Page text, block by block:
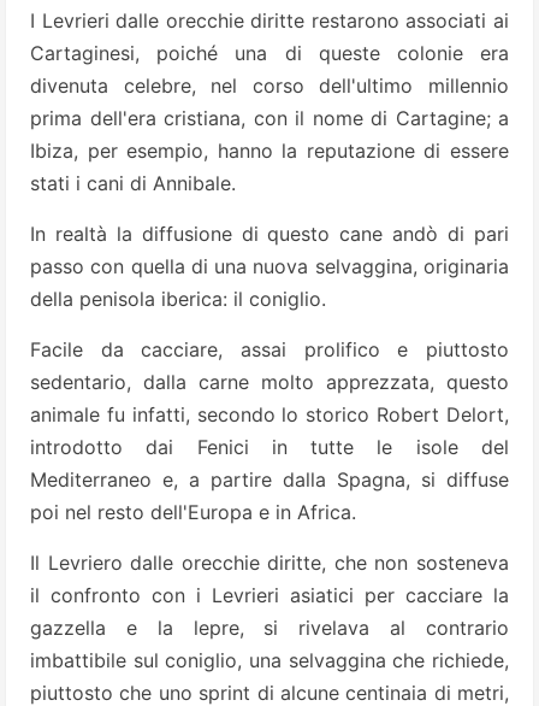
I Levrieri dalle orecchie diritte restarono associati ai
Cartaginesi, poiché una di queste colonie era
divenuta celebre, nel corso dell'ultimo millennio
prima dell'era cristiana, con il nome di Cartagine; a
Ibiza, per esempio, hanno la reputazione di essere
stati i cani di Annibale.
In realtà la diffusione di questo cane andò di pari
passo con quella di una nuova selvaggina, originaria
della penisola iberica: il coniglio.
Facile da cacciare, assai prolifico e piuttosto
sedentario, dalla carne molto apprezzata, questo
animale fu infatti, secondo lo storico Robert Delort,
introdotto dai Fenici in tutte le isole del
Mediterraneo e, a partire dalla Spagna, si diffuse
poi nel resto dell'Europa e in Africa.
Il Levriero dalle orecchie diritte, che non sosteneva
il confronto con i Levrieri asiatici per cacciare la
gazzella e la lepre, si rivelava al contrario
imbattibile sul coniglio, una selvaggina che richiede,
piuttosto che uno sprint di alcune centinaia di metri,